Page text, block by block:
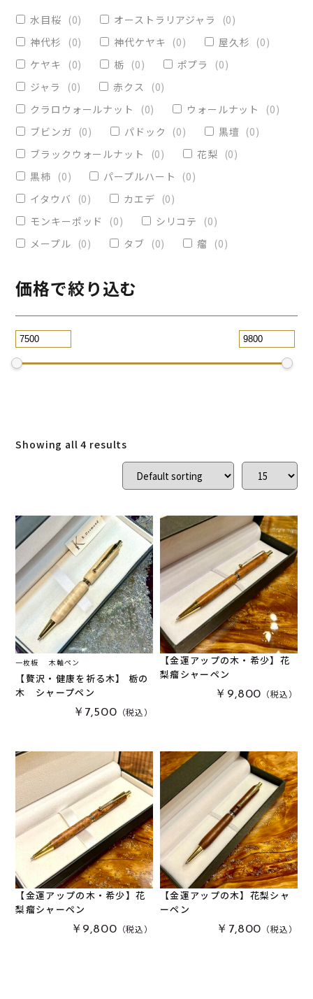
リビングテーブル
ヴィクトリア ( 0)
オリーブ (0) レジンペン (0)
ストレート ( 0)
パープルハート (0 替芯 (0)
2WAY万年筆 (0 )
一枚板テーブル (0)
(
サイドテーブル
スタビライズドウッドボールペン
24KGpラグジュアリー木軸ペン (0)
アート (0 )
ジュエリーペン
(0) ケヤキ 0)
一枚板 (4) コンソール (0
回すタイプ
(0)
クラロウォールナット
)
ラック (0) キャップタイプ (0)
屋久杉
シャープペン ( 4)
木軸ペン (4)
(1) 木軸万年筆
パドック
(0)
金井工房オリジナルレジン (0)
赤楠
(0) 神代杉 (0)
ポプラ
(0) リグナムバイタ (0
ビーフウッド・レースウッド ( 0)
メープル (0)
ブラックウォールナット (0
カイヅカイブキ (0
水目桜 (0) オーストラリアジャラ (0)
神代杉
(0) 神代ケヤキ (0) 屋久杉 (0)
ケヤキ
(0) 栃 (0) ポプラ (0)
ジャラ
(0) 赤クス (0)
クラロウォールナット
(0) ウォールナット (0)
ブビンガ (0) パドック (0) 黒壇 (0)
ブラックウォールナット
(0) 花梨 (0)
黒柿 (0) パープルハート (0)
イタウバ
(0) カエデ (0)
モンキーポッド
(0) シリコテ (0)
メープル (0) タブ (0) 瘤 (0)
価格で絞り込む
Showing all 4 results
一枚板 木軸ペン
【贅沢・健康を祈る木】 栃の
木 シャープペン
￥7,500 （税込）
【金運アップの木・希少】花
梨瘤シャーペン
￥9,800 （税込）
【金運アップの木・希少】花
梨瘤シャーペン
￥9,800 （税込）
【金運アップの木】花梨シャ
ーペン
￥7,800 （税込）